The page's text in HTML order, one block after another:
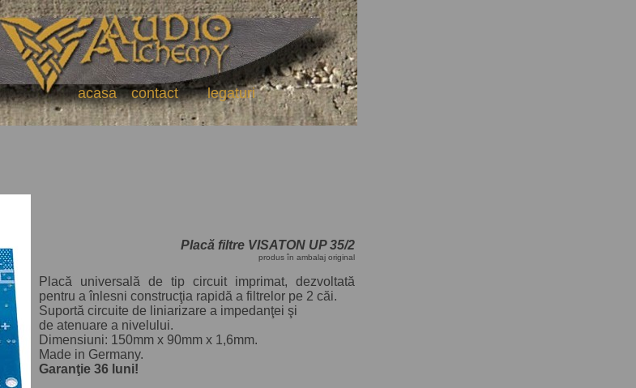
acasa
contact legaturi
Placă filtre VISATON UP 35/2
produs în ambalaj original
Placă universală de tip circuit imprimat, dezvoltată
pentru a înlesni construcţia rapidă a filtrelor pe 2 căi.
Suportă circuite de liniarizare a impedanţei şi
de atenuare a nivelului.
Dimensiuni: 150mm x 90mm x 1,6mm.
Made in Germany.
Garanţie 36 luni!